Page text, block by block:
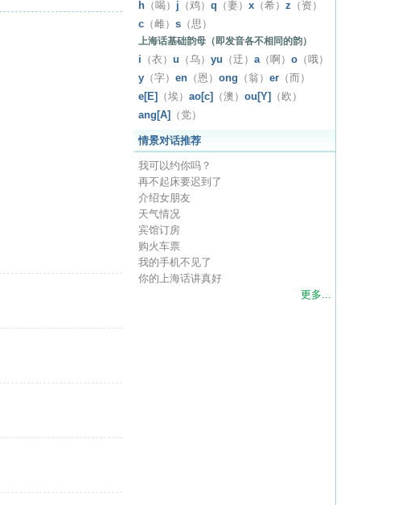
h （喝） j （鸡） q （妻） x （希） z （资）
c （雌） s （思）
上海话基础韵母（即发音各不相同的韵）
i （衣） u （乌） yu （迂） a（啊） o （哦）
y （字） en （恩） ong （翁） er （而）
e[E]
（埃） ao[c] （澳） ou[Y]
（欧）
ang[A]
（党）
情景对话推荐
我可以约你吗？
再不起床要迟到了
介绍女朋友
天气情况
宾馆订房
购火车票
我的手机不见了
你的上海话讲真好
更多...